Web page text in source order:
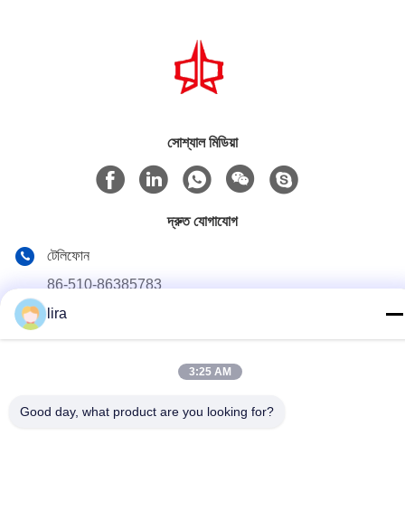
সোশ্যাল মিডিয়া
দ্রুত যোগাযোগ
টেলিফোন
86-510-86385783
ই-মেইল
No.102, Yungu রোড, Zhutang টাউন, Jiangyin সিটি, জিয়াংসু প্রদেশের,
চীন
lira
3:25 AM
Good day, what product are you looking for?